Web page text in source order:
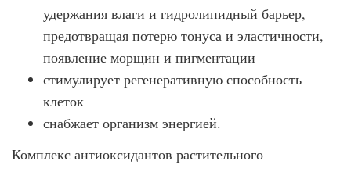
удержания влаги и гидролипидный барьер,
предотвращая потерю тонуса и эластичности,
появление морщин и пигментации
стимулирует регенеративную способность
клеток
снабжает организм энергией.
Комплекс антиоксидантов растительного